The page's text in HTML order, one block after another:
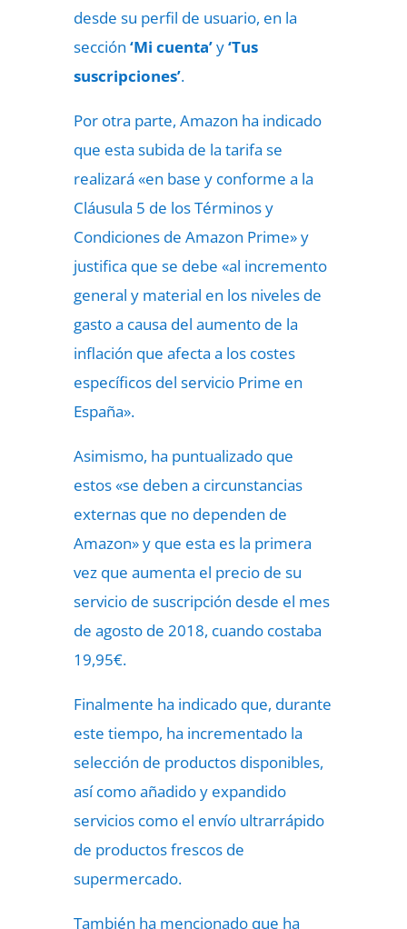
desde su perfil de usuario, en la
sección ‘Mi cuenta’y‘Tus
suscripciones’.
Por otra parte, Amazon ha indicado
que esta subida de la tarifa se
realizará «en base y conforme a la
Cláusula 5 de los Términos y
Condiciones de Amazon Prime» y
justifica que se debe «al incremento
general y material en los niveles de
gasto a causa del aumento de la
inflación que afecta a los costes
específicos del servicio Prime en
España».
Asimismo, ha puntualizado que
estos «se deben a circunstancias
externas que no dependen de
Amazon» y que esta es la primera
vez que aumenta el precio de su
servicio de suscripción desde el mes
de agosto de 2018, cuando costaba
19,95€.
Finalmente ha indicado que, durante
este tiempo, ha incrementado la
selección de productos disponibles,
así como añadido y expandido
servicios como el envío ultrarrápido
de productos frescos de
supermercado.
También ha mencionado que ha